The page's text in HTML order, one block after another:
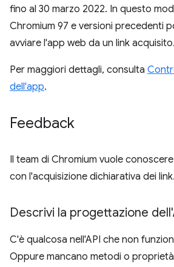
fino al 30 marzo 2022. In questo
Chromium 97 e versioni precedenti
avviare l'app web da un link acquisito.
Per maggiori dettagli, consulta
dell'app.
Feedback
Il team di Chromium vuole
con l'acquisizione dichiarativa dei link.
Descrivi la progettazione
C'è qualcosa nell'API che non
Oppure mancano metodi o